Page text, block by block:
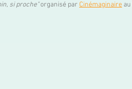
si proche" organisé par Cinémaginaire